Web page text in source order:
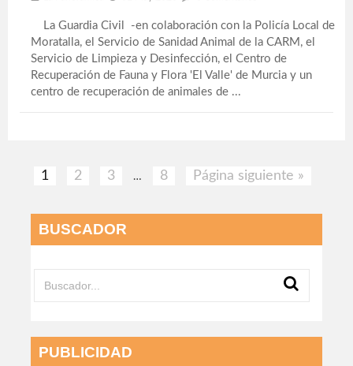
La Guardia Civil -en colaboración con la Policía Local de
Moratalla, el Servicio de Sanidad Animal de la CARM, el
Servicio de Limpieza y Desinfección, el Centro de
Recuperación de Fauna y Flora 'El Valle' de Murcia y un
centro de recuperación de animales de ...
1 2 3 … 8 Página siguiente »
BUSCADOR
PUBLICIDAD